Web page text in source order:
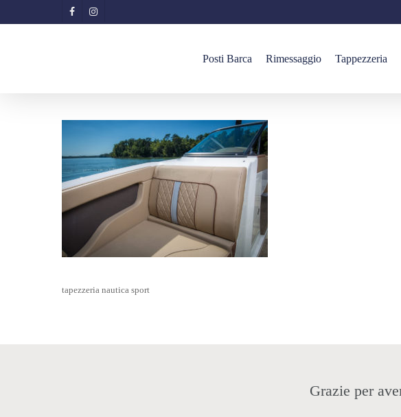
to
facebookinstagram
Posti Barca Rimessaggio Tappezzeria
tapezzeria nautica sport
Grazie per